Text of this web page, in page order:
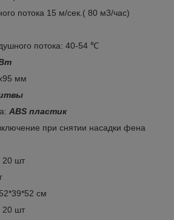
потока 15 м/сек.( 80 м3/час)
потока: 40-54 ℃
мм
ABS пластик
при снятии насадки фена
20 шт
см
20 шт